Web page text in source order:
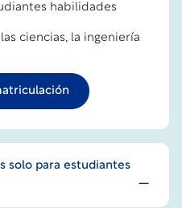
habilidades
ciencias, la ingeniería
solo para estudiantes